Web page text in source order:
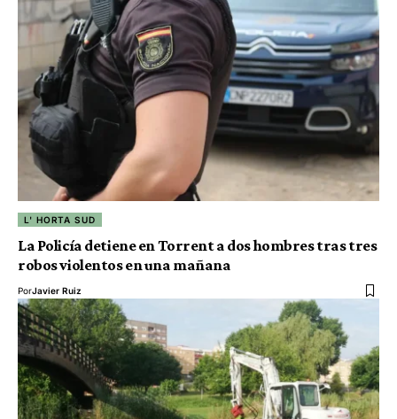
L' HORTA SUD
La Policía detiene en Torrent a dos hombres tras tres
robos violentos en una mañana
PorJavier Ruiz